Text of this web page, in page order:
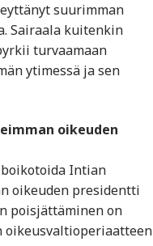
suurimman
Sairaala kuitenkin
turvaamaan
ytimessä ja sen
oikeuden
Intian
oikeuden presidentti
poisjättäminen on
oikeusvaltioperiaatteen